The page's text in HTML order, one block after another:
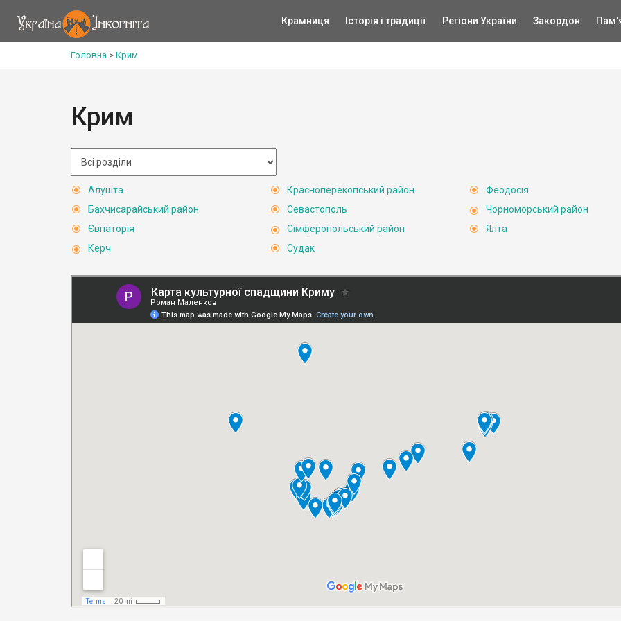
Крамниця Історія і традиції Регіони України Закордон
Головна > Крим
Крим
Алушта
Бахчисарайський район
Євпаторія
Керч
Красноперекопський район
Севастополь
Сімферопольський район
Судак
Феодосія
Чорноморський район
Ялта